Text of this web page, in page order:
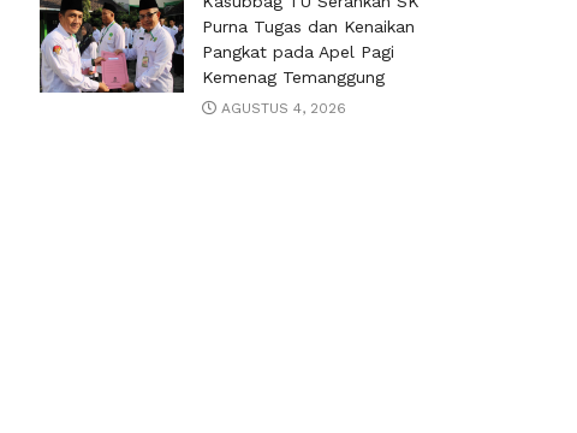
Purna Tugas dan Kenaikan
Pangkat pada Apel Pagi
Kemenag Temanggung
AGUSTUS 4, 2026